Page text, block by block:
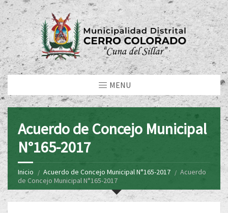
MENU
Acuerdo de Concejo Municipal
N°165-2017
Inicio Acuerdo de Concejo Municipal N°165-2017
Acuerdo
de Concejo Municipal N°165-2017